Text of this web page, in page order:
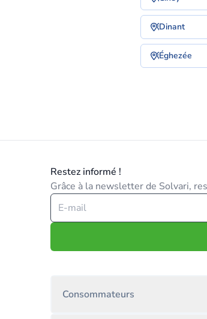
Dinant
Éghezée
Restez informé !
Grâce à la newsletter de Solvari,
Consommateurs